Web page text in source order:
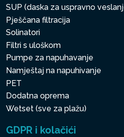
SUP (daska za uspravno
Pješčana filtracija
Solinatori
Filtri s uloškom
Pumpe za napuhavanje
Namještaj na napuhivanje
PET
Dodatna oprema
Wetset (sve za plažu)
GDPR i kolačići